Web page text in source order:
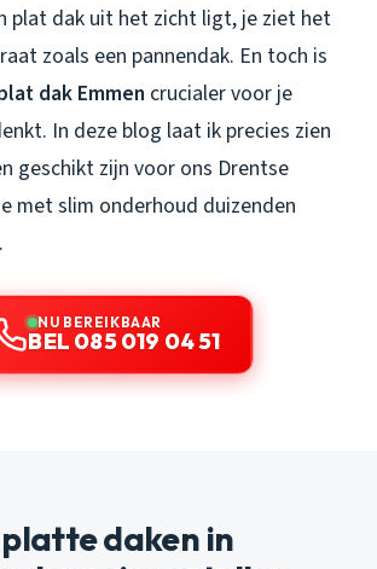
plat dak uit het zicht ligt, je ziet het
zoals een pannendak. En toch is
dak Emmen crucialer voor je
In deze blog laat ik precies zien
geschikt zijn voor ons Drentse
met slim onderhoud duizenden
NU BEREIKBAAR
BEL 085 019 04 51
daken in